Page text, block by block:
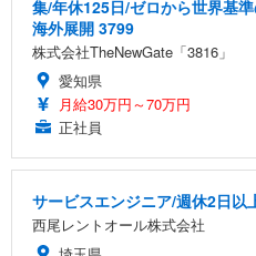
集/年休125日/ゼロから世界基
海外展開 3799
株式会社TheNewGate「3816」
愛知県
月給30万円～70万円
正社員
サービスエンジニア/週休2日以
西尾レントオール株式会社